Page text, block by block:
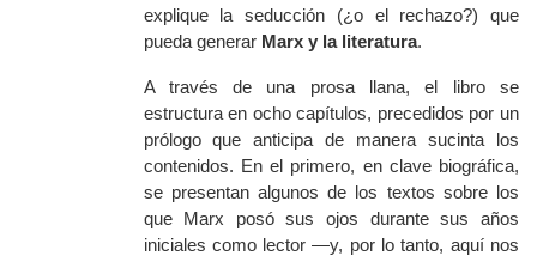
explique la seducción (¿o el rechazo?) que
pueda generar Marx y la literatura.
A través de una prosa llana, el libro se
estructura en ocho capítulos, precedidos por un
prólogo que anticipa de manera sucinta los
contenidos. En el primero, en clave biográfica,
se presentan algunos de los textos sobre los
que Marx posó sus ojos durante sus años
iniciales como lector —y, por lo tanto, aquí nos